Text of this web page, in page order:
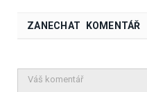
ZANECHAT KOMENTÁŘ